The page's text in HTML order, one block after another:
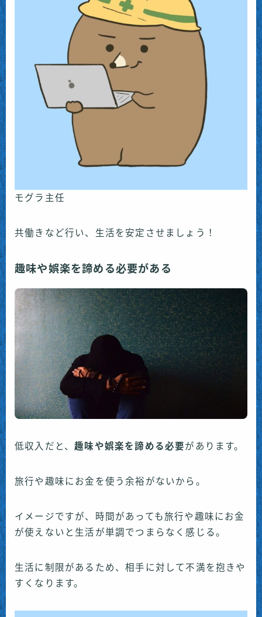
モグラ主任
共働きなど行い、生活を安定させましょう！
趣味や娯楽を諦める必要がある
低収入だと、趣味や娯楽を諦める必要があります。
旅行や趣味にお金を使う余裕がないから。
イメージですが、時間があっても旅行や趣味にお金
が使えないと生活が単調でつまらなく感じる。
生活に制限があるため、相手に対して不満を抱きや
すくなります。